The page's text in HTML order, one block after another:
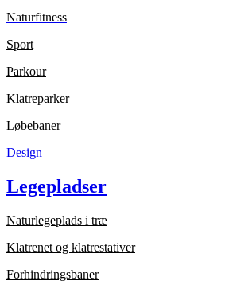
Naturfitness
Sport
Parkour
Klatreparker
Løbebaner
Design
Legepladser
Naturlegeplads i træ
Klatrenet og klatrestativer
Forhindringsbaner